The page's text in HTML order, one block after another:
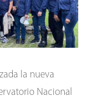
la nueva
Nacional